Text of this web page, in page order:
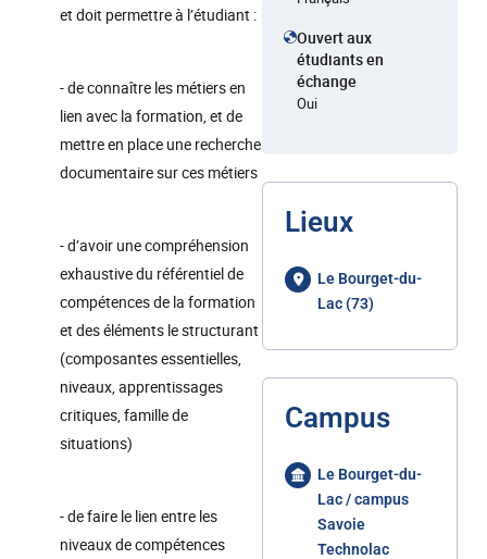
et doit permettre à l’étudiant :
- de connaître les métiers en
lien avec la formation, et de
mettre en place une recherche
documentaire sur ces métiers
- d’avoir une compréhension
exhaustive du référentiel de
compétences de la formation
et des éléments le structurant
(composantes essentielles,
niveaux, apprentissages
critiques, famille de
situations)
- de faire le lien entre les
niveaux de compétences
Ouvert aux
étudiants en
échange
Oui
Lieux
Le Bourget-du-
Lac (73)
Campus
Le Bourget-du-
Lac / campus
Savoie
Technolac